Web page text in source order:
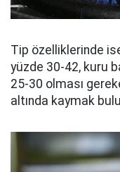
Tip özelliklerinde
yüzde 30-42, kuru
25-30 olması
altında kaymak